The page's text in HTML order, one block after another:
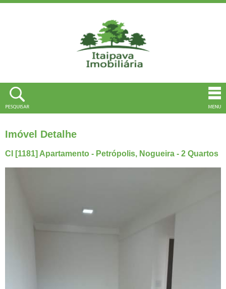
Imóvel Detalhe
CI [1181] Apartamento - Petrópolis, Nogueira - 2 Quartos